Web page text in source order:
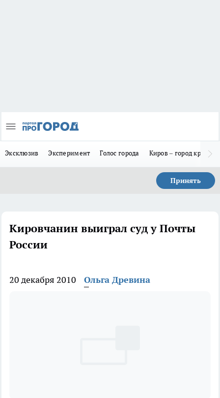
Эксклюзив Эксперимент Голос города Киров – город
Принять
Кировчанин выиграл суд у Почты
России
20 декабря 2010 Ольга Древина